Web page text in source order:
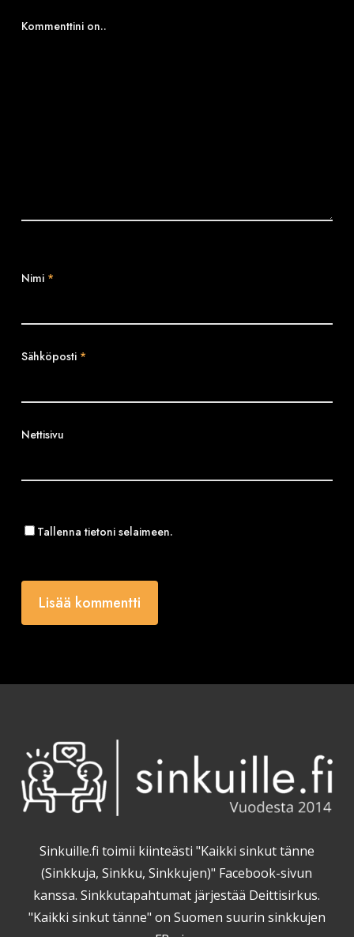
Kommenttini on..
Nimi *
Sähköposti *
Nettisivu
Tallenna tietoni selaimeen.
Sinkuille.fi toimii kiinteästi "Kaikki sinkut tänne
(Sinkkuja, Sinkku, Sinkkujen)" Facebook-sivun
kanssa. Sinkkutapahtumat järjestää Deittisirkus.
"Kaikki sinkut tänne" on Suomen suurin sinkkujen